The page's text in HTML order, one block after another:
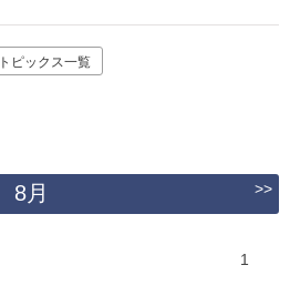
ピックス一覧
8月 >>
1